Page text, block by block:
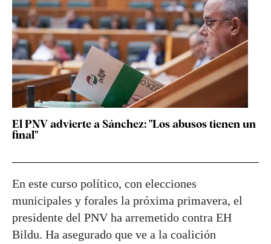
El PNV advierte a Sánchez: "Los abusos tienen un
final"
En este curso político, con elecciones
municipales y forales la próxima primavera, el
presidente del PNV ha arremetido contra EH
Bildu. Ha asegurado que ve a la coalición